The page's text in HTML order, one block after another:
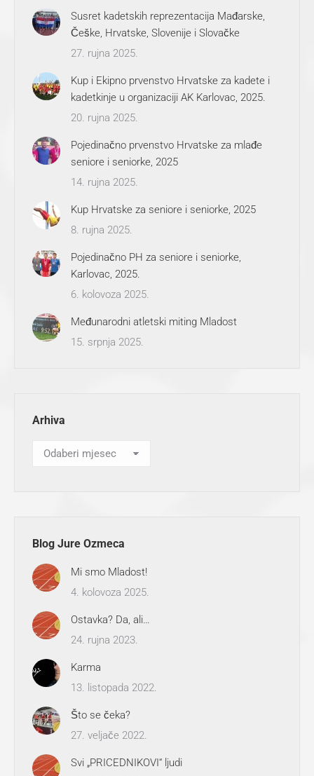
Susret kadetskih reprezentacija Mađarske,
Češke, Hrvatske, Slovenije i Slovačke
27. rujna 2025.
Kup i Ekipno prvenstvo Hrvatske za kadete i
kadetkinje u organizaciji AK Karlovac, 2025.
20. rujna 2025.
Pojedinačno prvenstvo Hrvatske za mlađe
seniore i seniorke, 2025
14. rujna 2025.
Kup Hrvatske za seniore i seniorke, 2025
8. rujna 2025.
Pojedinačno PH za seniore i seniorke,
Karlovac, 2025.
6. kolovoza 2025.
Međunarodni atletski miting Mladost
15. srpnja 2025.
Arhiva
Arhiva
Blog Jure Ozmeca
Mi smo Mladost!
4. kolovoza 2025.
Ostavka? Da, ali…
24. rujna 2023.
Karma
13. listopada 2022.
Što se čeka?
27. veljače 2022.
Svi „PRICEDNIKOVI“ ljudi